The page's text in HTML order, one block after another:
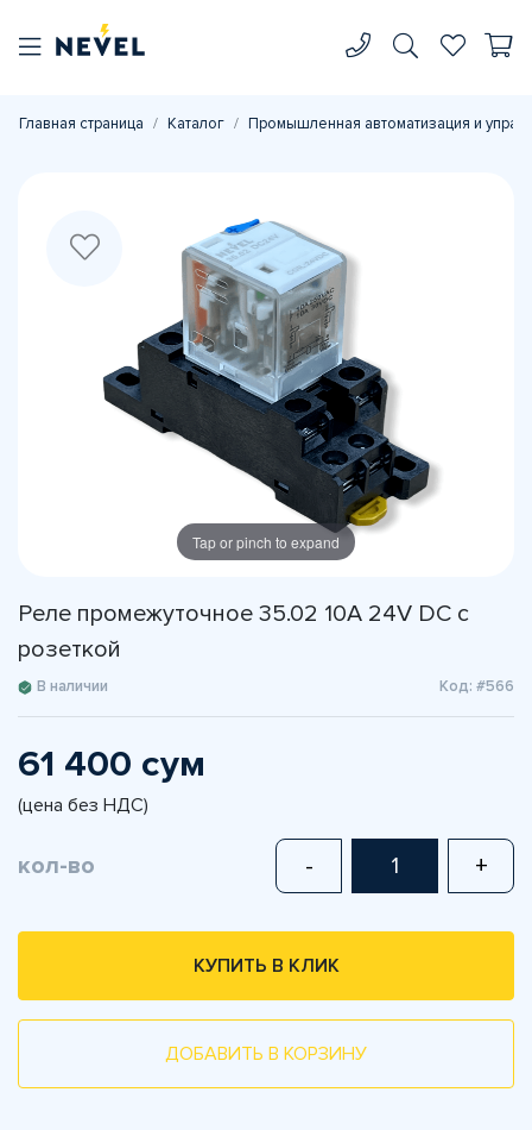
Главная страница Каталог Промышленная автоматизация и
Tap or pinch to expand
Реле промежуточное 35.02 10A 24V DC с
розеткой
В наличии Код: #566
61 400 сум
(цена без НДС)
кол-во - +
КУПИТЬ В КЛИК
ДОБАВИТЬ В КОРЗИНУ